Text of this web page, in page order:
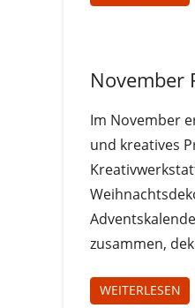
Treff
November
Im November
und kreatives
zusammen,
WEITERLESEN